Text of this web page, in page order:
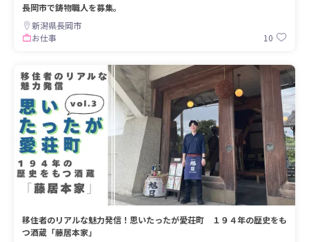
長岡市で鋳物職人を募集。
新潟県長岡市
お仕事
10
移住者のリアルな魅力発信！思いたったが愛荘町 １９４年の歴史をも
つ酒蔵「藤居本家」